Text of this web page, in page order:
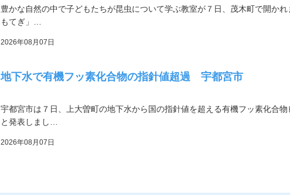
豊かな自然の中で子どもたちが昆虫について学ぶ教室が７日、茂木町で開か
もてぎ」…
2026年08月07日
地下水で有機フッ素化合物の指針値超過 宇都宮市
宇都宮市は７日、上大曽町の地下水から国の指針値を超える有機フッ素化合
と発表しまし…
2026年08月07日